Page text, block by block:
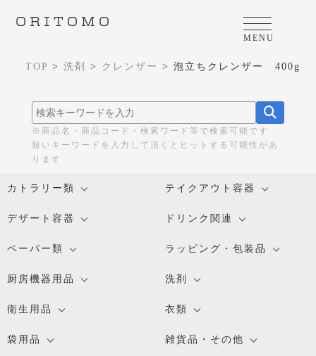
ORITOMO
MENU
TOP > 洗剤 > クレンザー > 泡立ちクレンザー 400g
※商品名・商品コード・検索ワード等で検索可能です
短いキーワードを入力して頂くとヒットする可能性があ
ります
カトラリー類 テイクアウト容器
デザート容器 ドリンク関連
ペーパー類 ラッピング・包装品
厨房機器用品 洗剤
衛生用品 衣類
袋用品 雑貨品・その他